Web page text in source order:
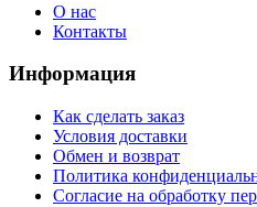
О нас
Контакты
Информация
Как сделать заказ
Условия доставки
Обмен и возврат
Политика
Согласие на обработку